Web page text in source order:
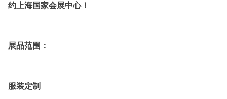
约上海国家会展中心！
展品范围：
服装定制